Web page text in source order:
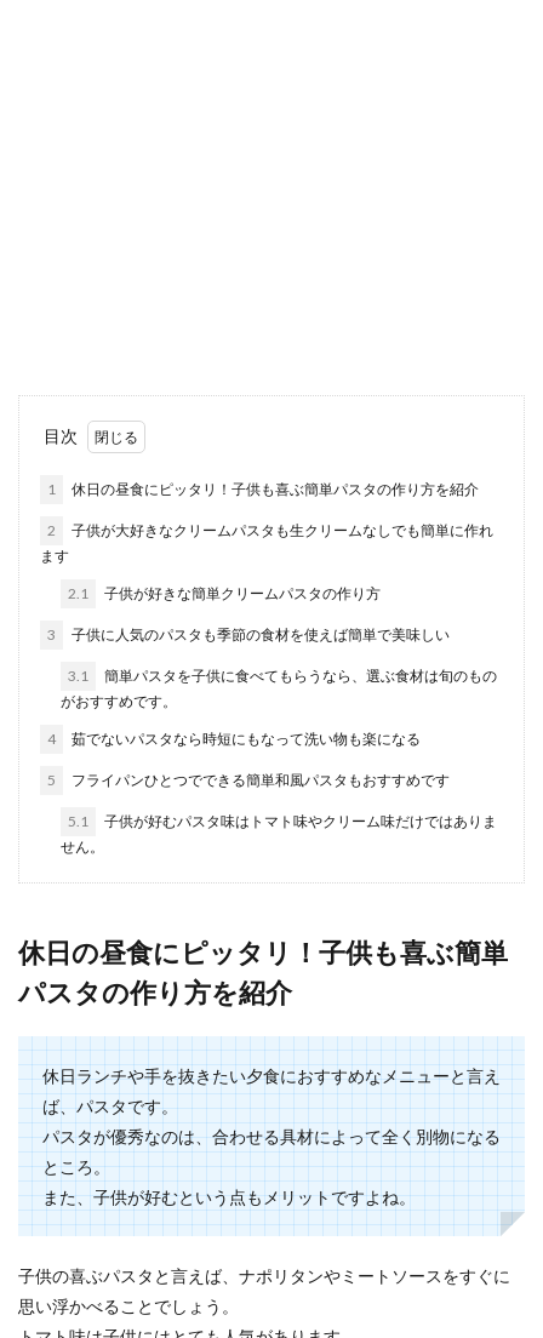
く炊きたいものです。 アウトドアでご飯を飯ごう
夕飯におすすめなメニューとは？簡単
今日は家族でお出かけをしたから夕飯を作るのが
正直しんどい…しかし、お昼は外食したから夜は
一般的なパングラタンは、切った食パンをグラタ
ン皿に入れて具材の一つとしてパンを使いますよ
小麦粉で作る簡単クッキー！電子レン
ジを使ったレシピ
クッキーはお菓子作り初心者の方でも失敗の少な
いお菓子ですよね。 クッキー作りはオーブンでな
目次
1 休日の昼食にピッタリ！子供も喜ぶ簡単パスタの作り方を紹介
2
子供が大好きなクリームパスタも生クリームなしでも簡単に作れ
ます
2.1 子供が好きな簡単クリームパスタの作り方
3 子供に人気のパスタも季節の食材を使えば簡単で美味しい
3.1
簡単パスタを子供に食べてもらうなら、選ぶ食材は旬のもの
がおすすめです。
4 茹でないパスタなら時短にもなって洗い物も楽になる
5 フライパンひとつでできる簡単和風パスタもおすすめです
5.1
子供が好むパスタ味はトマト味やクリーム味だけではありま
せん。
休日の昼食にピッタリ！子供も喜ぶ簡単
パスタの作り方を紹介
休日ランチや手を抜きたい夕食におすすめなメニューと言え
ば、パスタです。
パスタが優秀なのは、合わせる具材によって全く別物になる
ところ。
また、子供が好むという点もメリットですよね。
子供の喜ぶパスタと言えば、ナポリタンやミートソースをすぐに
思い浮かべることでしょう。